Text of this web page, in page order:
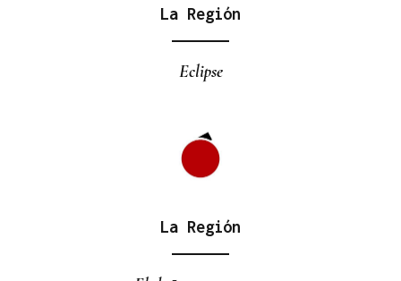
La Región
Eclipse
La Región